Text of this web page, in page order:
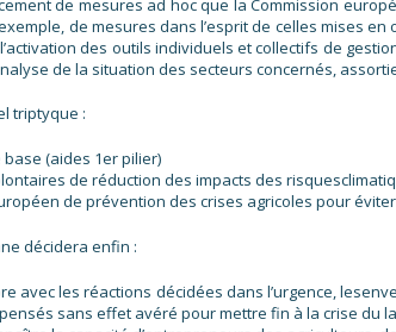
de mesures ad hoc que la Commission
exemple, de mesures dans l’esprit de celles mises
des outils individuels et collectifs de
de la situation des secteurs concernés,
triptyque :
(aides 1er pilier)
de réduction des impacts des
de prévention des crises agricoles pour
décidera enfin :
avec les réactions décidées dans l’urgence,
sans effet avéré pour mettre fin à la crise du